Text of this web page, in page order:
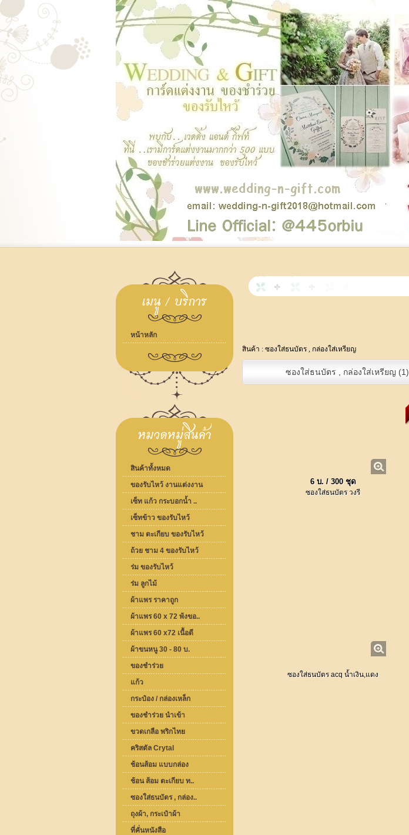
หน้าหลัก
สินค้าทั้งหมด
ของรับไหว้ งานแต่งงาน
เซ็ท แก้ว กระบอกน้ำ ..
เซ็ทข้าว ของรับไหว้
ชาม ตะเกียบ ของรับไหว้
ถ้วย ชาม 4 ของรับไหว้
ร่ม ของรับไหว้
ร่ม ลูกไม้
ผ้าแพร ราคาถูก
ผ้าแพร 60 x 72 พ้งขอ..
ผ้าแพร 60 x72 เนื้อดี
ผ้าขนหนู 30 - 80 บ.
ของชำร่วย
แก้ว
กระป๋อง / กล่องเหล็ก
ของชำร่วย นำเข้า
ขวดเกลือ พริกไทย
คริสตัล Crytal
ช้อนส้อม แบบกล่อง
ช้อน ส้อม ตะเกียบ ท..
ซองใส่ธนบัตร , กล่อง..
ถุงผ้า, กระเป๋าผ้า
ที่คั่นหนังสือ
สินค้า : ซองใส่ธนบัตร , กล่องใส่เหรียญ
ซองใส่ธนบัตร , กล่องใส่เหรียญ (1)
6 บ. / 300 ชุด
ซองใส่ธนบัตร วงรี
ซองใส่ธนบัตร acq น้ำเงิน,แดง